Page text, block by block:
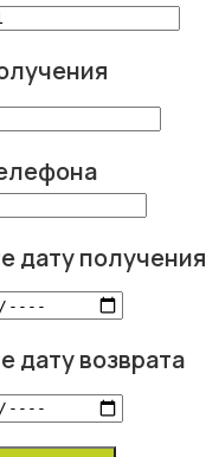
дату получения
дату возврата